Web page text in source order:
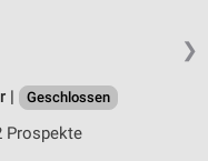
❯
|
Geschlossen
Prospekte